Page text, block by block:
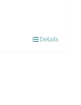
Details